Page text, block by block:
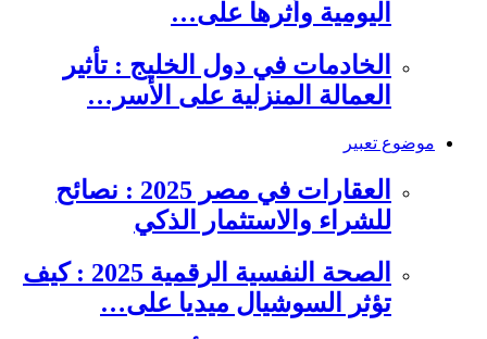
اليومية وأثرها على…
الخادمات في دول الخليج : تأثير
العمالة المنزلية على الأسر…
موضوع تعبير
العقارات في مصر 2025 : نصائح
للشراء والاستثمار الذكي
الصحة النفسية الرقمية 2025 : كيف
تؤثر السوشيال ميديا على…